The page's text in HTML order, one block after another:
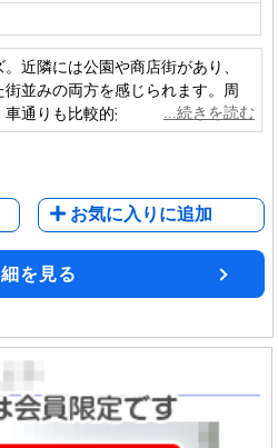
近隣には公園や商店街があり、
並みの両方を感じられます。周
通りも比較的落ち着いているた
に向いた立地です。
お気に入りに追加
を見る